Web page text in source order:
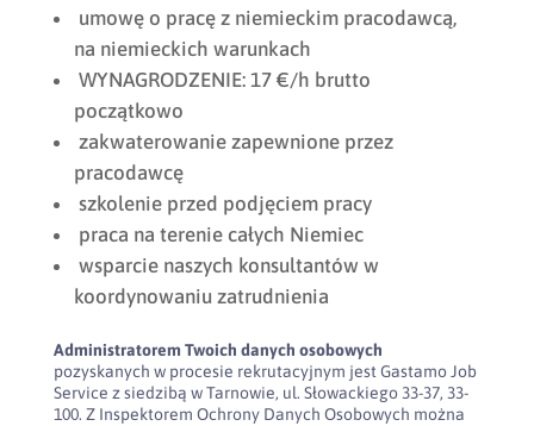
umowę o pracę z niemieckim pracodawcą,
na niemieckich warunkach
WYNAGRODZENIE: 17 €/h brutto
początkowo
zakwaterowanie zapewnione przez
pracodawcę
szkolenie przed podjęciem pracy
praca na terenie całych Niemiec
wsparcie naszych konsultantów w
koordynowaniu zatrudnienia
Administratorem Twoich danych osobowych
pozyskanych w procesie rekrutacyjnym jest Gastamo Job
Service z siedzibą w Tarnowie, ul. Słowackiego 33-37, 33-
100. Z Inspektorem Ochrony Danych Osobowych można